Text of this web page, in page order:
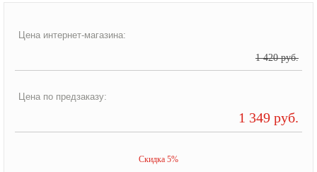
Цена интернет-магазина:
1 420 руб.
Цена по предзаказу:
1 349 руб.
Скидка 5%